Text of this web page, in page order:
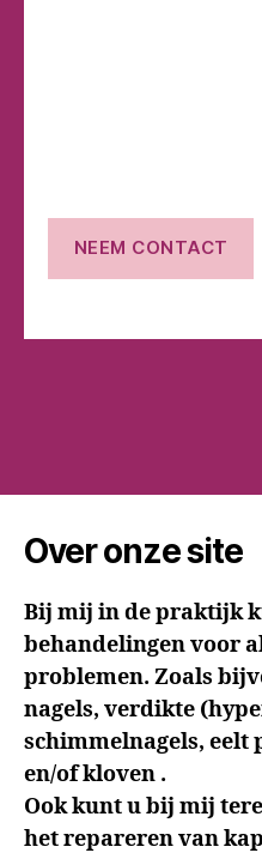
NEEM CONTACT
Over onze site
Bij mij in de praktijk
behandelingen voor
problemen. Zoals
nagels, verdikte
schimmelnagels,
en/of kloven .
Ook kunt u bij mij
het repareren van